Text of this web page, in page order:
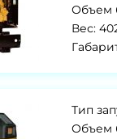
Объем
Вес:
Тип
Объем